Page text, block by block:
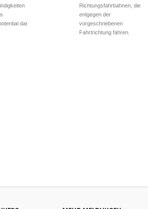
dar.
Richtungsfahrbahnen, die
entgegen der
vorgeschriebenen
Fahrtrichtung fahren.